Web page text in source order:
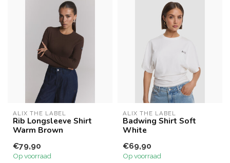
ALIX THE LABEL
Rib Longsleeve Shirt
Warm Brown
€79,90
Op voorraad
ALIX THE LABEL
Badwing Shirt Soft
White
€69,90
Op voorraad